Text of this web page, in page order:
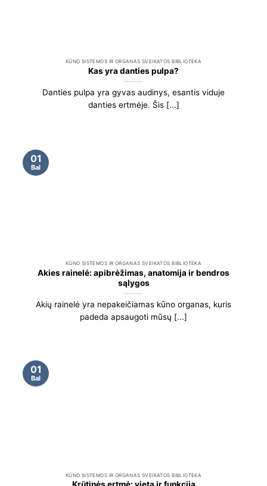
KŪNO SISTEMOS IR ORGANAS SVEIKATOS BIBLIOTEKA
Kas yra danties pulpa?
Danties pulpa yra gyvas audinys, esantis viduje
danties ertmėje. Šis [...]
KŪNO SISTEMOS IR ORGANAS SVEIKATOS BIBLIOTEKA
Akies rainelė: apibrėžimas, anatomija ir bendros
sąlygos
Akių rainelė yra nepakeičiamas kūno organas, kuris
padeda apsaugoti mūsų [...]
01
Bal
KŪNO SISTEMOS IR ORGANAS SVEIKATOS BIBLIOTEKA
01
Bal